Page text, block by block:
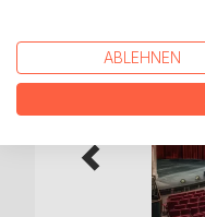
ABLEHNEN